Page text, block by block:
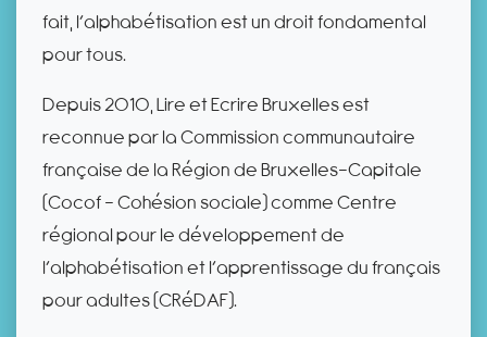
fait, l’alphabétisation est un droit fondamental
pour tous.
Depuis 2010, Lire et Ecrire Bruxelles est
reconnue par la Commission communautaire
française de la Région de Bruxelles-Capitale
(Cocof - Cohésion sociale) comme Centre
régional pour le développement de
l’alphabétisation et l’apprentissage du français
pour adultes (CRéDAF).